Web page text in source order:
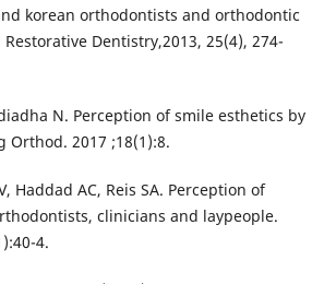
korean orthodontists and orthodontic
Dentistry,2013, 25(4), 274-
N. Perception of smile esthetics by
Orthod. 2017 ;18(1):8.
Haddad AC, Reis SA. Perception of
clinicians and laypeople.
4.